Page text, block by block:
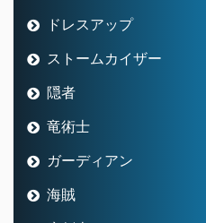
ドレスアップ
ストームカイザー
隠者
竜術士
ガーディアン
海賊